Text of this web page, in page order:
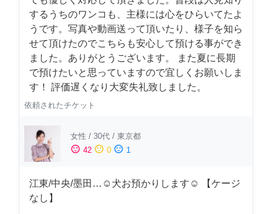
するうちのワンコも、主様には心をひらいてたよ
うです。写真や動画送って頂いたり、様子を知ら
せて頂けたのでこちらも安心して預ける事ができ
ました。ありがとうございます。 また夏に長期
で預けたいと思っていますので宜しくお願いしま
す！ 評価遅くなり大変失礼致しました。
依頼されたチケット
女性 / 30代 / 東京都
sentiment_satisfied 42 sentiment_neutral 0 sentiment_dissatisfied 1
江東/中央/墨田…☺︎犬お預かりします☺︎ 【ケージ
なし】